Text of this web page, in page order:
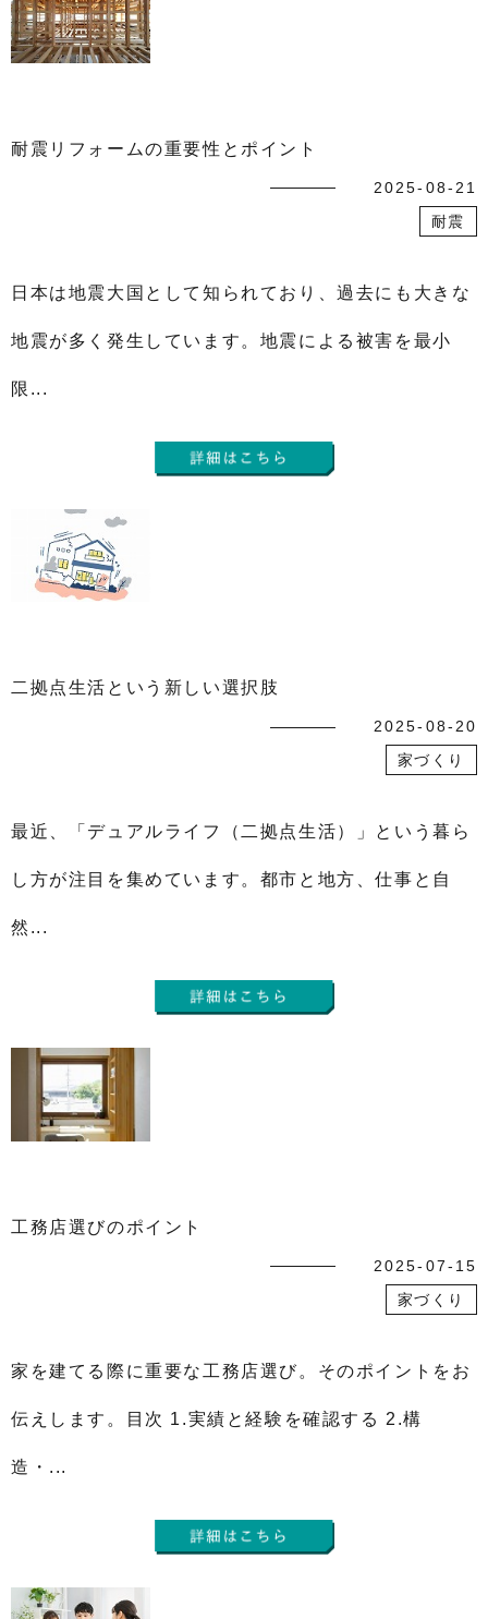
耐震リフォームの重要性とポイント
2025-08-21
耐震
日本は地震大国として知られており、過去にも大きな
地震が多く発生しています。地震による被害を最小
限...
二拠点生活という新しい選択肢
2025-08-20
家づくり
最近、「デュアルライフ（二拠点生活）」という暮ら
し方が注目を集めています。都市と地方、仕事と自
然...
工務店選びのポイント
2025-07-15
家づくり
家を建てる際に重要な工務店選び。そのポイントをお
伝えします。目次 1.実績と経験を確認する 2.構
造・...